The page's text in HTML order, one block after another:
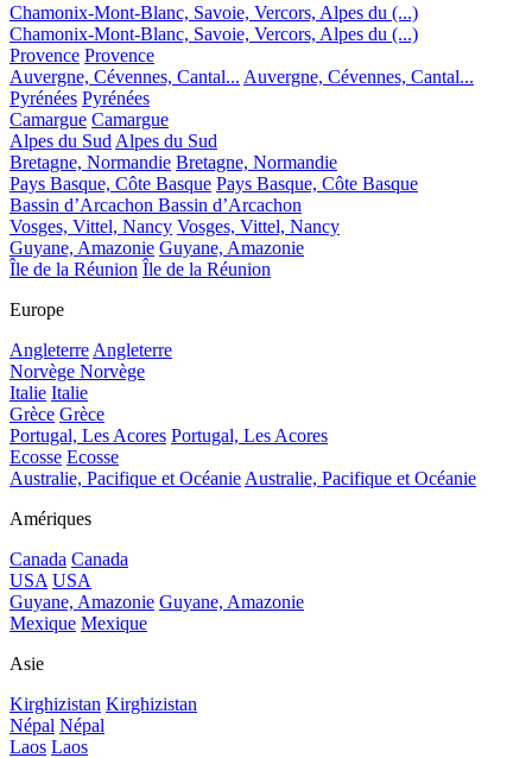
Chamonix-Mont-Blanc, Savoie, Vercors, Alpes du (...)
Chamonix-Mont-Blanc, Savoie, Vercors, Alpes du (...)
Provence Provence
Auvergne, Cévennes, Cantal... Auvergne, Cévennes, Cantal...
Pyrénées Pyrénées
Camargue Camargue
Alpes du Sud Alpes du Sud
Bretagne, Normandie Bretagne, Normandie
Pays Basque, Côte Basque Pays Basque, Côte Basque
Bassin d’Arcachon Bassin d’Arcachon
Vosges, Vittel, Nancy Vosges, Vittel, Nancy
Guyane, Amazonie Guyane, Amazonie
Île de la Réunion Île de la Réunion
Europe
Angleterre Angleterre
Norvège Norvège
Italie Italie
Grèce Grèce
Portugal, Les Acores Portugal, Les Acores
Ecosse Ecosse
Australie, Pacifique et Océanie Australie, Pacifique et Océanie
Amériques
Canada Canada
USA USA
Guyane, Amazonie Guyane, Amazonie
Mexique Mexique
Asie
Kirghizistan Kirghizistan
Népal Népal
Laos Laos